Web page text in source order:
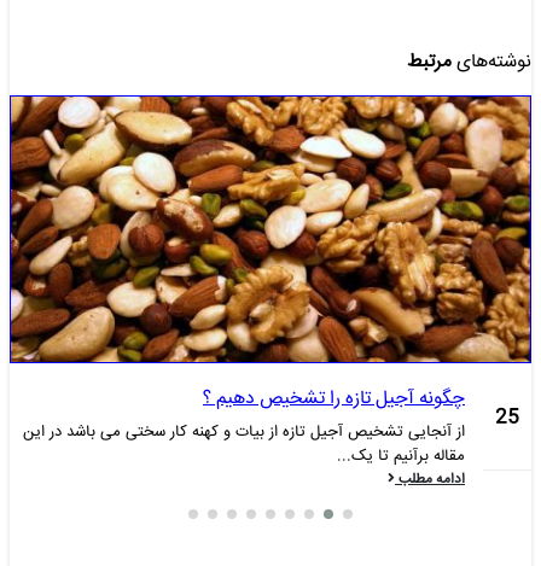
نوشته‌هایمرتبط
25
چگونه آجیل تازه را تشخیص دهیم ؟
از آنجایی تشخیص آجیل تازه از بیات و کهنه کار سختی می باشد در این
مقاله برآنیم تا یک...
ادامه مطلب